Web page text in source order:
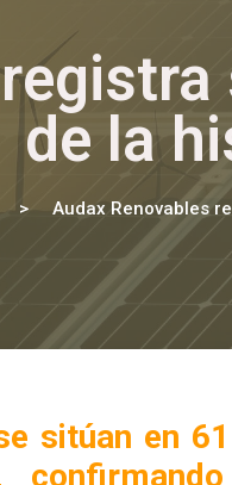
de la
Audax Renovables
sitúan en